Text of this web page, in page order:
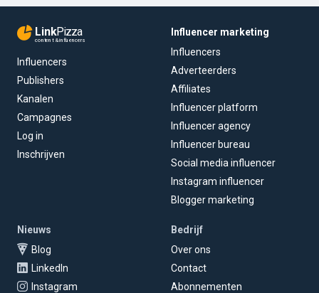
LinkPizza
content & influencers
Influencers
Publishers
Kanalen
Campagnes
Log in
Inschrijven
Influencer marketing
Influencers
Adverteerders
Affiliates
Influencer platform
Influencer agency
Influencer bureau
Social media influencer
Instagram influencer
Blogger marketing
Nieuws
Blog
LinkedIn
Instagram
Bedrijf
Over ons
Contact
Abonnementen